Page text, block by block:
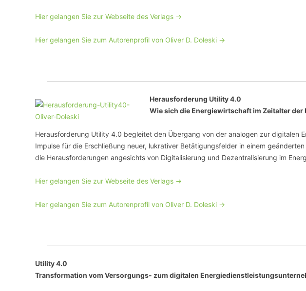
Hier gelangen Sie zur Webseite des Verlags ->
Hier gelangen Sie zum Autorenprofil von Oliver D. Doleski ->
Herausforderung Utility 4.0
Wie sich die Energiewirtschaft im Zeitalter
Herausforderung Utility 4.0 begleitet den Übergang von der analogen zur digitalen
Impulse für die Erschließung neuer, lukrativer Betätigungsfelder in einem
die Herausforderungen angesichts von Digitalisierung und Dezentralisierung im
Hier gelangen Sie zur Webseite des Verlags ->
Hier gelangen Sie zum Autorenprofil von Oliver D. Doleski ->
Utility 4.0
Transformation vom Versorgungs- zum digitalen